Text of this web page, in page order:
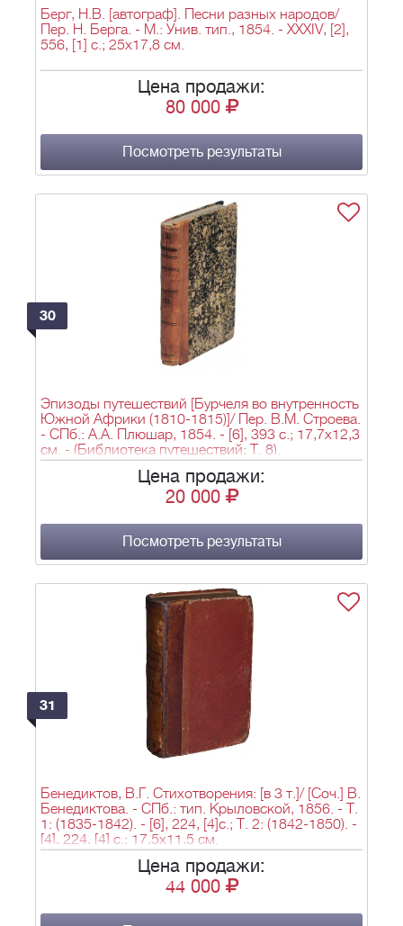
Берг, Н.В. [автограф]. Песни разных народов/
Пер. Н. Берга. - М.: Унив. тип., 1854. - XXXIV, [2],
556, [1] с.; 25х17,8 см.
Цена продажи:
80 000
Посмотреть результаты
30
Эпизоды путешествий [Бурчеля во внутренность
Южной Африки (1810-1815)]/ Пер. В.М. Строева.
- СПб.: А.А. Плюшар, 1854. - [6], 393 с.; 17,7х12,3
см. - (Библиотека путешествий; Т. 8).
Цена продажи:
20 000
Посмотреть результаты
31
Бенедиктов, В.Г. Стихотворения: [в 3 т.]/ [Соч.] В.
Бенедиктова. - СПб.: тип. Крыловской, 1856. - Т.
1: (1835-1842). - [6], 224, [4]c.; Т. 2: (1842-1850). -
[4], 224, [4] c.; 17,5х11,5 см.
Цена продажи:
44 000